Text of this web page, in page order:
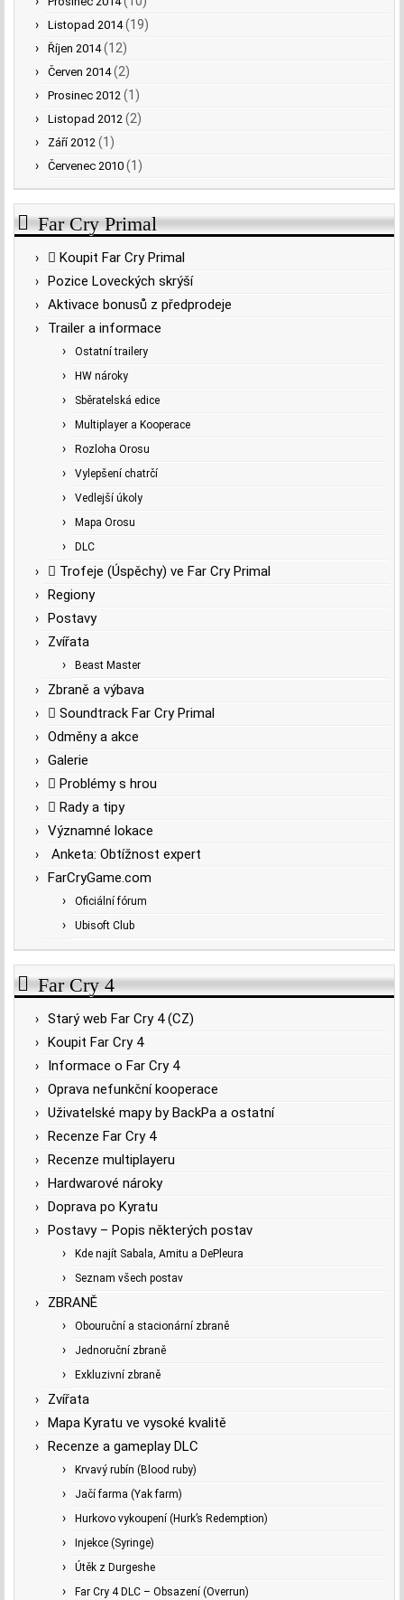
Listopad 2014(19)
Říjen 2014(12)
Červen 2014(2)
Prosinec 2012 (1)
Listopad 2012 (2)
Září 2012 (1)
Červenec 2010 (1)
Far Cry Primal
Koupit Far Cry Primal
Pozice Loveckých skrýší
Aktivace bonusů z předprodeje
Trailer a informace
Ostatní trailery
HW nároky
Sběratelská edice
Multiplayer a Kooperace
Rozloha Orosu
Vylepšení chatrčí
Vedlejší úkoly
Mapa Orosu
DLC
Trofeje (Úspěchy) ve Far Cry Primal
Regiony
Postavy
Zvířata
Beast Master
Zbraně a výbava
Soundtrack Far Cry Primal
Odměny a akce
Galerie
Problémy s hrou
Rady a tipy
Významné lokace
Anketa: Obtížnost expert
FarCryGame.com
Oficiální fórum
Ubisoft Club
Far Cry 4
Starý web Far Cry 4 (CZ)
Koupit Far Cry 4
Informace o Far Cry 4
Oprava nefunkční kooperace
Uživatelské mapy by BackPa a ostatní
Recenze Far Cry 4
Recenze multiplayeru
Hardwarové nároky
Doprava po Kyratu
Postavy – Popis některých postav
Kde najít Sabala, Amitu a DePleura
Seznam všech postav
ZBRANĚ
Obouruční a stacionární zbraně
Jednoruční zbraně
Exkluzivní zbraně
Zvířata
Mapa Kyratu ve vysoké kvalitě
Recenze a gameplay DLC
Krvavý rubín (Blood ruby)
Jačí farma (Yak farm)
Hurkovo vykoupení (Hurk’s Redemption)
Injekce (Syringe)
Útěk z Durgeshe
Far Cry 4 DLC – Obsazení (Overrun)